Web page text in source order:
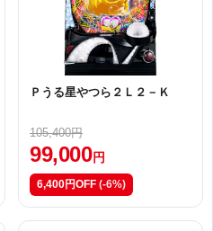
Ｐうる星やつら２Ｌ２－Ｋ
105,400円
99,000 円
6,400円OFF (-6%)